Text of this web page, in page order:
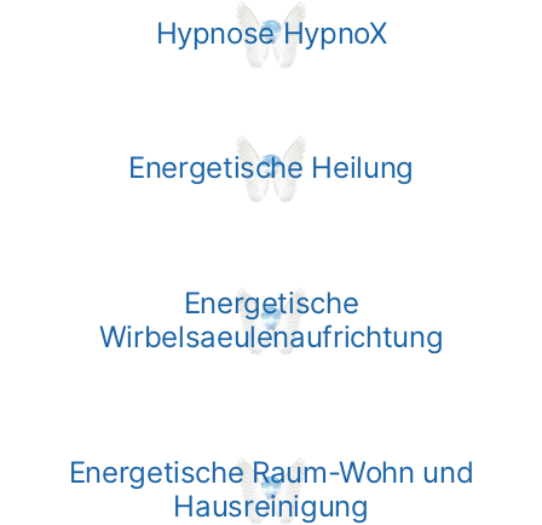
Hypnose HypnoX
Energetische Heilung
Energetische
Wirbelsaeulenaufrichtung
Energetische Raum-Wohn und
Hausreinigung